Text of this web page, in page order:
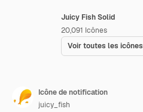
Juicy Fish Solid
20,091 Icônes
Voir toutes les icônes
Icône de notification
juicy_fish